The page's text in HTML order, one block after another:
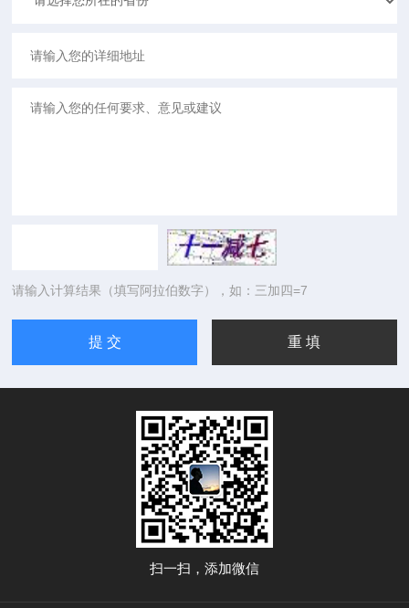
请输入计算结果（填写阿拉伯数字），如：三加四=7
扫一扫，添加微信